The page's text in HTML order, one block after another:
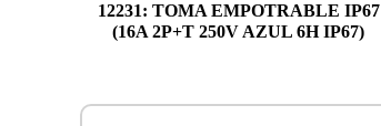
12231: TOMA EMPOTRABLE IP67
(16A 2P+T 250V AZUL 6H IP67)